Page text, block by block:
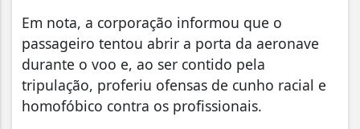
Em nota, a corporação informou que o
passageiro tentou abrir a porta da aeronave
durante o voo e, ao ser contido pela
tripulação, proferiu ofensas de cunho racial e
homofóbico contra os profissionais.